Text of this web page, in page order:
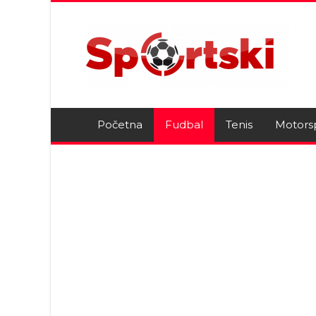
Početna Fudbal Tenis